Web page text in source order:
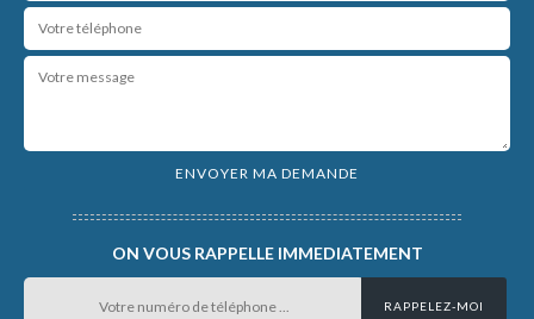
ON VOUS RAPPELLE IMMEDIATEMENT